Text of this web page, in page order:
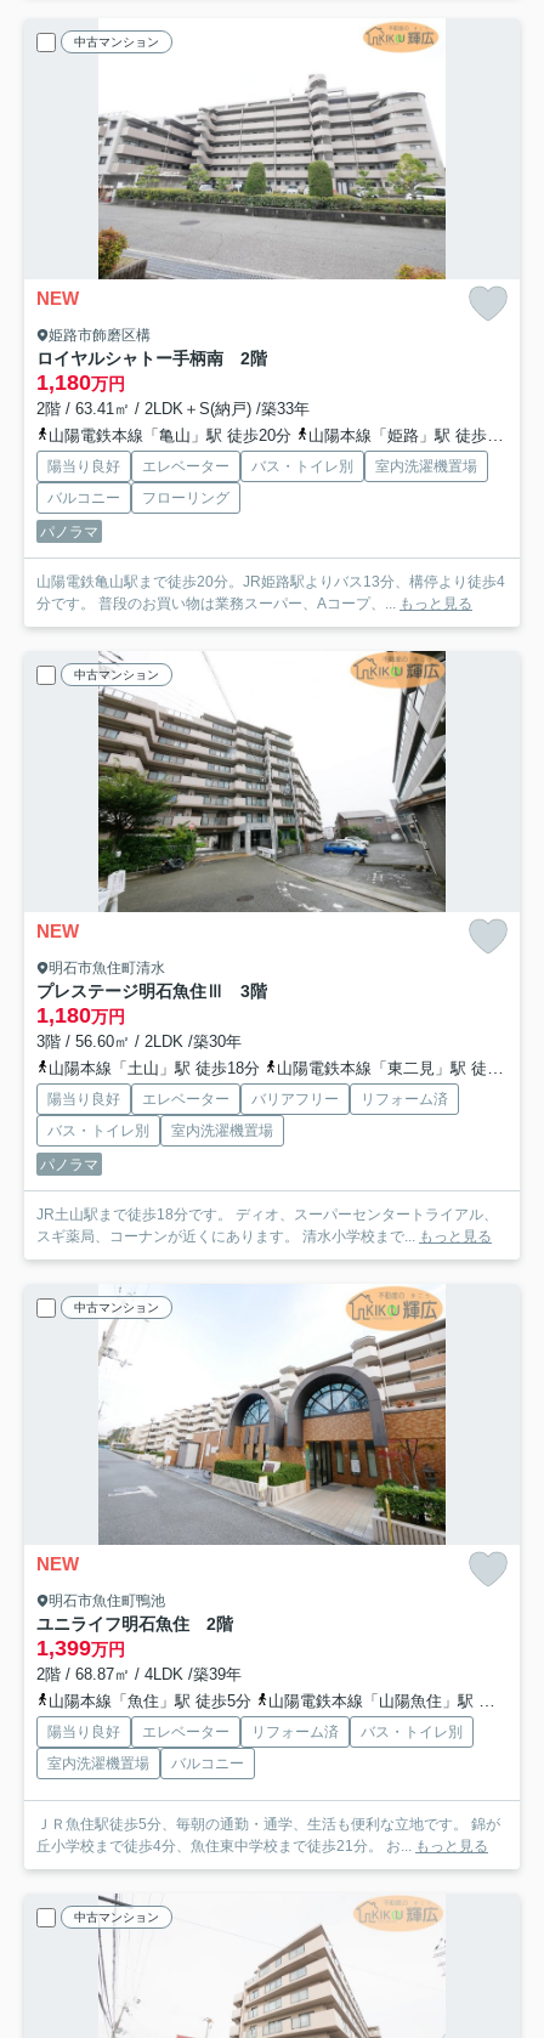
中古マンション
NEW
姫路市飾磨区構
ロイヤルシャトー手柄南 2階
1,180万円
2階 / 63.41㎡ / 2LDK＋S(納戸) /築33年
山陽電鉄本線「亀山」駅 徒歩20分
山陽本線「姫路」駅 徒歩51分
陽当り良好 エレベーター バス・トイレ別
室内洗濯機置場
バルコニー
フローリング
パノラマ
山陽電鉄亀山駅まで徒歩20分。JR姫路駅よりバス13分、構停より徒歩4
分です。 普段のお買い物は業務スーパー、Aコープ、...
もっと見る
中古マンション
NEW
明石市魚住町清水
プレステージ明石魚住Ⅲ 3階
1,180万円
3階 / 56.60㎡ / 2LDK /築30年
山陽本線「土山」駅 徒歩18分
山陽電鉄本線「東二見」駅 徒歩30分
陽当り良好 エレベーター バリアフリー
リフォーム済
バス・トイレ別
室内洗濯機置場
パノラマ
JR土山駅まで徒歩18分です。 ディオ、スーパーセンタートライアル、
スギ薬局、コーナンが近くにあります。 清水小学校まで...
もっと見る
中古マンション
NEW
明石市魚住町鴨池
ユニライフ明石魚住 2階
1,399万円
2階 / 68.87㎡ / 4LDK /築39年
山陽本線「魚住」駅 徒歩5分
山陽電鉄本線「山陽魚住」駅 徒歩20分
陽当り良好 エレベーター リフォーム済
バス・トイレ別
室内洗濯機置場
バルコニー
ＪＲ魚住駅徒歩5分、毎朝の通勤・通学、生活も便利な立地です。 錦が
丘小学校まで徒歩4分、魚住東中学校まで徒歩21分。 お...
もっと見る
中古マンション